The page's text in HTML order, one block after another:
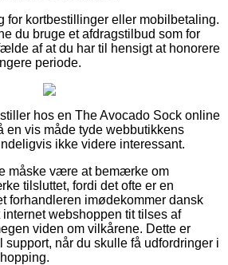
for kortbestillinger eller mobilbetaling.
du bruge et afdragstilbud som for
af at du har til hensigt at honorere
periode.
hos en The Avocado Sock online
en vis måde tyde webbutikkens
ikke videre interessant.
måske være at bemærke om
tilsluttet, fordi det ofte er en
forhandleren imødekommer dansk
webshoppen tit tilses af
viden om vilkårene. Dette er
når du skulle få udfordringer i